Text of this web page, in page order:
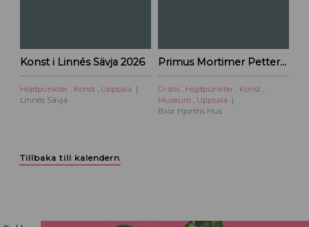
Konst i Linnés Sävja 2026
Höjdpunkter , Konst , Uppsala
Linnés Sävja
Primus Mortimer Pettersson
Gratis , Höjdpunkter , Konst ,
Museum , Uppsala
Bror Hjorths Hus
Tillbaka till kalendern